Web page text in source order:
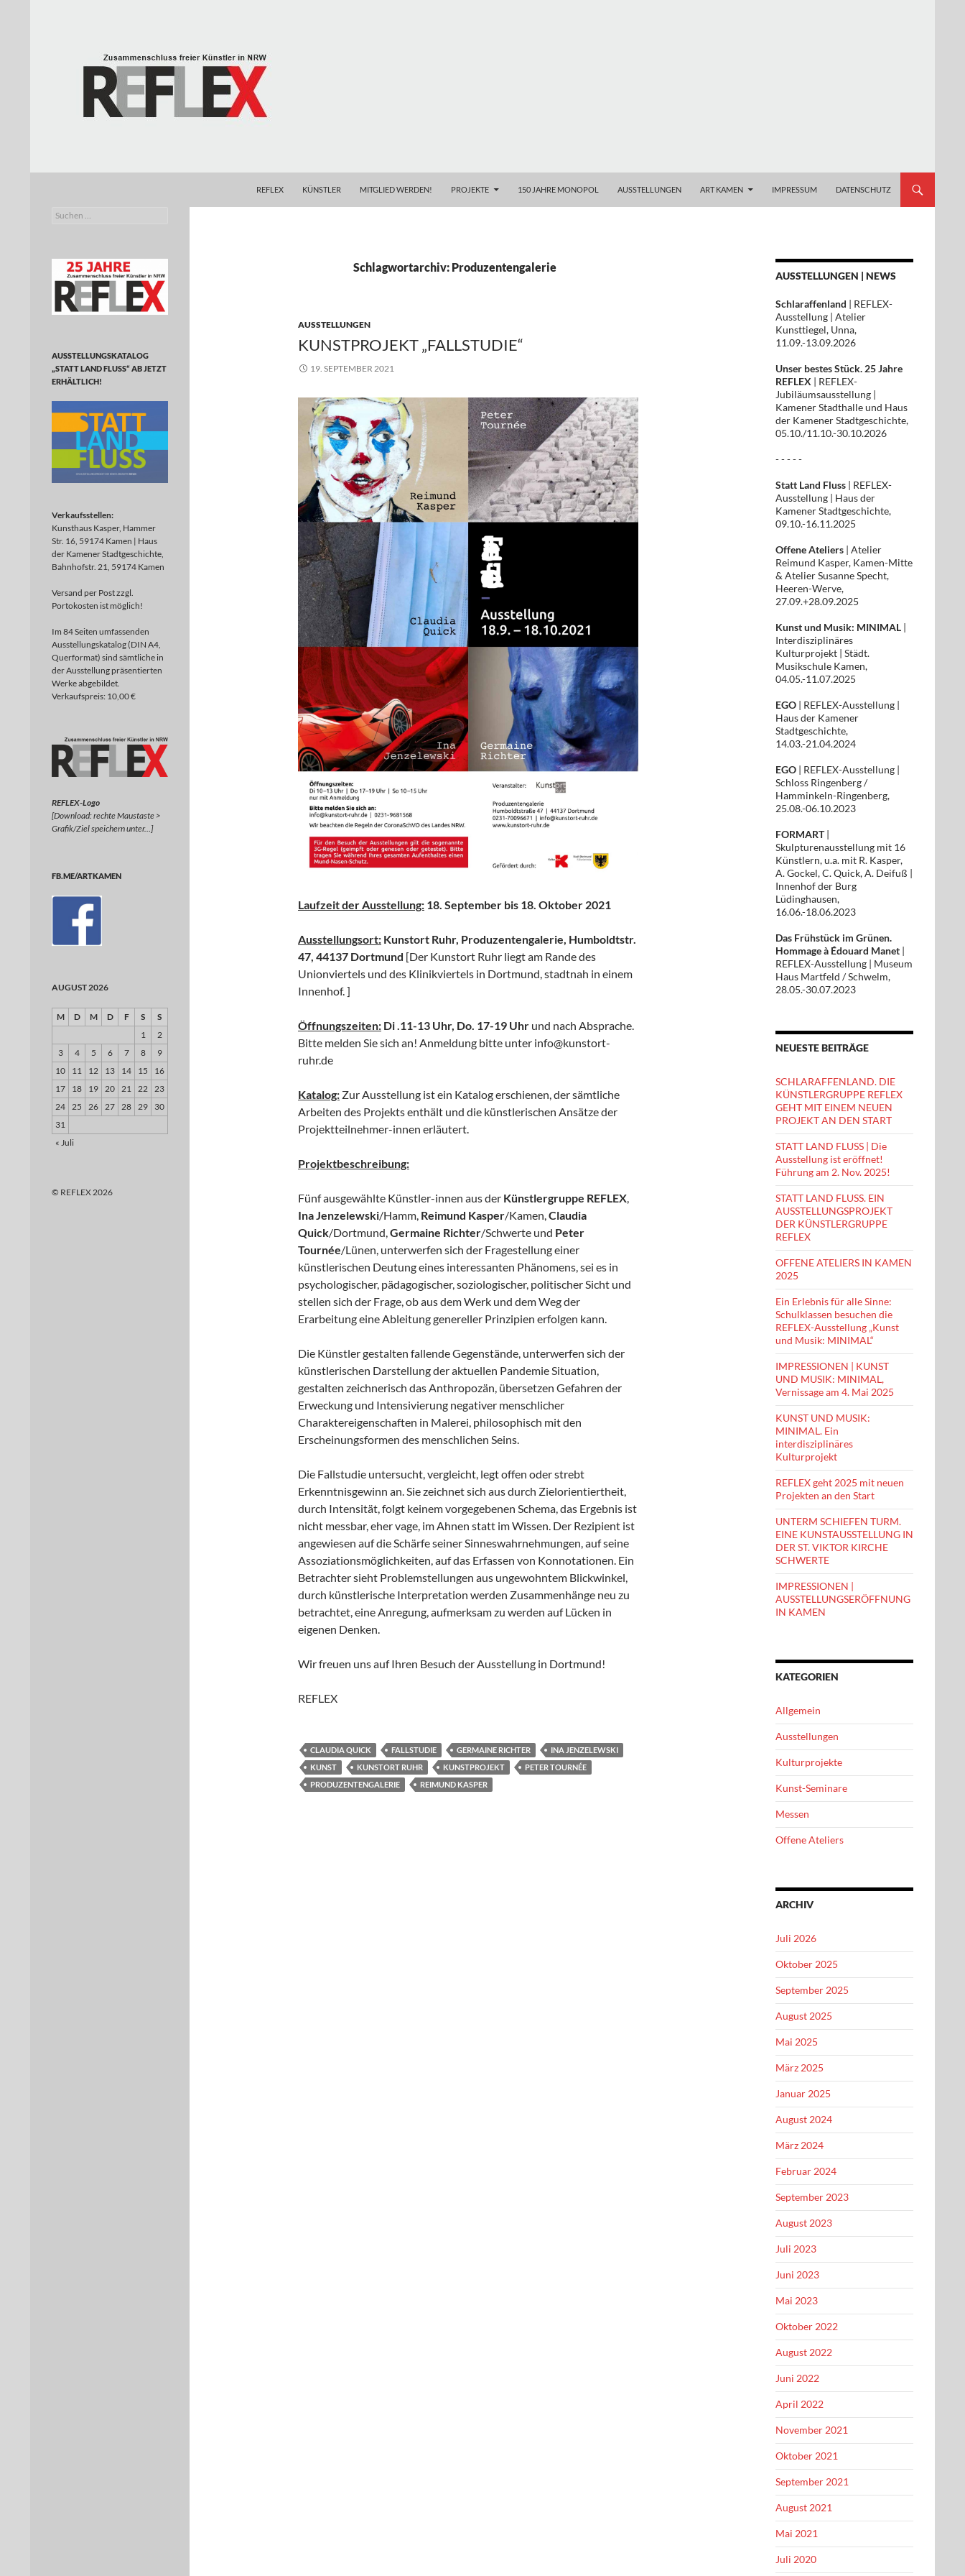
REFLEX KÜNSTLER MITGLIED WERDEN! PROJEKTE 150 JAHRE MONOPOL AUSSTELLUNGEN ART KAMEN IMPRESSUM DATENSCHUTZ
Schlagwortarchiv: Produzentengalerie
AUSSTELLUNGEN
KUNSTPROJEKT „FALLSTUDIE“
19. SEPTEMBER 2021
Laufzeit der Ausstellung: 18. September bis 18. Oktober 2021
Ausstellungsort: Kunstort Ruhr, Produzentengalerie, Humboldtstr.
47, 44137 Dortmund [Der Kunstort Ruhr liegt am Rande des
Unionviertels und des Klinikviertels in Dortmund, stadtnah in einem
Innenhof. ]
Öffnungszeiten: Di .11-13 Uhr, Do. 17-19 Uhr und nach Absprache.
Bitte melden Sie sich an! Anmeldung bitte unter info@kunstort-
ruhr.de
Katalog: Zur Ausstellung ist ein Katalog erschienen, der sämtliche
Arbeiten des Projekts enthält und die künstlerischen Ansätze der
Projektteilnehmer-innen erläutert.
Projektbeschreibung:
Fünf ausgewählte Künstler-innen aus der Künstlergruppe REFLEX,
Ina Jenzelewski/Hamm, Reimund Kasper/Kamen,Claudia
Quick/Dortmund,Germaine Richter/Schwerte und Peter
Tournée/Lünen, unterwerfen sich der Fragestellung einer
künstlerischen Deutung eines interessanten Phänomens, sei es in
psychologischer, pädagogischer, soziologischer, politischer Sicht und
stellen sich der Frage, ob aus dem Werk und dem Weg der
Erarbeitung eine Ableitung genereller Prinzipien erfolgen kann.
Die Künstler gestalten fallende Gegenstände, unterwerfen sich der
künstlerischen Darstellung der aktuellen Pandemie Situation,
gestalten zeichnerisch das Anthropozän, übersetzen Gefahren der
Erweckung und Intensivierung negativer menschlicher
Charaktereigenschaften in Malerei, philosophisch mit den
Erscheinungsformen des menschlichen Seins.
Die Fallstudie untersucht, vergleicht, legt offen oder strebt
Erkenntnisgewinn an. Sie zeichnet sich aus durch Zielorientiertheit,
durch Intensität, folgt keinem vorgegebenen Schema, das Ergebnis ist
nicht messbar, eher vage, im Ahnen statt im Wissen. Der Rezipient ist
angewiesen auf die Schärfe seiner Sinneswahrnehmungen, auf seine
Assoziationsmöglichkeiten, auf das Erfassen von Konnotationen. Ein
Betrachter sieht Problemstellungen aus ungewohntem Blickwinkel,
durch künstlerische Interpretation werden Zusammenhänge neu zu
betrachtet, eine Anregung, aufmerksam zu werden auf Lücken in
eigenen Denken.
Wir freuen uns auf Ihren Besuch der Ausstellung in Dortmund!
REFLEX
CLAUDIA QUICK FALLSTUDIE GERMAINE RICHTER
INA JENZELEWSKI
KUNST
KUNSTORT RUHR KUNSTPROJEKT
PETER TOURNÉE
PRODUZENTENGALERIE
REIMUND KASPER
AUSSTELLUNGEN | NEWS
Schlaraffenland | REFLEX-
Ausstellung | Atelier
Kunsttiegel, Unna,
11.09.-13.09.2026
Unser bestes Stück. 25 Jahre
REFLEX | REFLEX-
Jubiläumsausstellung |
Kamener Stadthalle und Haus
der Kamener Stadtgeschichte,
05.10./11.10.-30.10.2026
- - - - -
Statt Land Fluss | REFLEX-
Ausstellung | Haus der
Kamener Stadtgeschichte,
09.10.-16.11.2025
Offene Ateliers | Atelier
Reimund Kasper, Kamen-Mitte
& Atelier Susanne Specht,
Heeren-Werve,
27.09.+28.09.2025
Kunst und Musik: MINIMAL |
Interdisziplinäres
Kulturprojekt | Städt.
Musikschule Kamen,
04.05.-11.07.2025
EGO | REFLEX-Ausstellung |
Haus der Kamener
Stadtgeschichte,
14.03.-21.04.2024
EGO | REFLEX-Ausstellung |
Schloss Ringenberg /
Hamminkeln-Ringenberg,
25.08.-06.10.2023
FORMART|
Skulpturenausstellung mit 16
Künstlern, u.a. mit R. Kasper,
A. Gockel, C. Quick, A. Deifuß |
Innenhof der Burg
Lüdinghausen,
16.06.-18.06.2023
Das Frühstück im Grünen.
Hommage à Édouard Manet |
REFLEX-Ausstellung | Museum
Haus Martfeld / Schwelm,
28.05.-30.07.2023
NEUESTE BEITRÄGE
SCHLARAFFENLAND. DIE
KÜNSTLERGRUPPE REFLEX
GEHT MIT EINEM NEUEN
PROJEKT AN DEN START
STATT LAND FLUSS | Die
Ausstellung ist eröffnet!
Führung am 2. Nov. 2025!
STATT LAND FLUSS. EIN
AUSSTELLUNGSPROJEKT
DER KÜNSTLERGRUPPE
REFLEX
OFFENE ATELIERS IN KAMEN
2025
Ein Erlebnis für alle Sinne:
Schulklassen besuchen die
REFLEX-Ausstellung „Kunst
und Musik: MINIMAL“
IMPRESSIONEN | KUNST
UND MUSIK: MINIMAL,
Vernissage am 4. Mai 2025
KUNST UND MUSIK:
MINIMAL. Ein
interdisziplinäres
Kulturprojekt
REFLEX geht 2025 mit neuen
Projekten an den Start
UNTERM SCHIEFEN TURM.
EINE KUNSTAUSSTELLUNG IN
DER ST. VIKTOR KIRCHE
SCHWERTE
IMPRESSIONEN |
AUSSTELLUNGSERÖFFNUNG
IN KAMEN
KATEGORIEN
Allgemein
Ausstellungen
Kulturprojekte
Kunst-Seminare
Messen
Offene Ateliers
ARCHIV
Juli 2026
Oktober 2025
September 2025
August 2025
Mai 2025
März 2025
Januar 2025
August 2024
März 2024
Februar 2024
September 2023
August 2023
Juli 2023
Juni 2023
Mai 2023
Oktober 2022
August 2022
Juni 2022
April 2022
November 2021
Oktober 2021
September 2021
August 2021
Mai 2021
Juli 2020
Zusammenschluss freier Künstler in
Suchen
AUSSTELLUNGSKATALOG
„STATT LAND FLUSS“ AB JETZT
ERHÄLTLICH!
Verkaufsstellen:
Kunsthaus Kasper, Hammer
Str. 16, 59174 Kamen | Haus
der Kamener Stadtgeschichte,
Bahnhofstr. 21, 59174 Kamen
Versand per Post zzgl.
Portokosten ist möglich!
Im 84 Seiten umfassenden
Ausstellungskatalog (DIN A4,
Querformat) sind sämtliche in
der Ausstellung präsentierten
Werke abgebildet.
Verkaufspreis: 10,00 €
REFLEX-Logo
[Download: rechte Maustaste >
Grafik/Ziel speichern unter…]
FB.ME/ARTKAMEN
AUGUST 2026
M D M D F S
S
1
2
3
4 5 6 7 8
9
10
11 12 13 14 15
16
17
18 19 20 21 22
23
24
25 26 27 28 29
30
31
« Juli
© REFLEX 2026